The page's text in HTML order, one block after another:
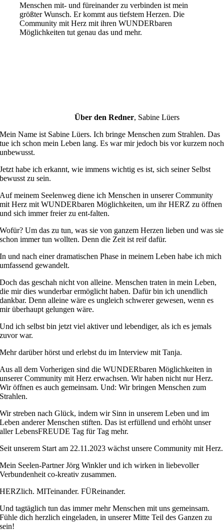
Menschen mit- und füreinander zu verbinden ist mein
größter Wunsch. Er kommt aus tiefstem Herzen. Die
Community mit Herz mit ihren WUNDERbaren
Möglichkeiten tut genau das und mehr.
Über den Redner, Sabine Lüers
Mein Name ist Sabine Lüers. Ich bringe Menschen zum Strahlen. Das
tue ich schon mein Leben lang. Es war mir jedoch bis vor kurzem noch
unbewusst.
Jetzt habe ich erkannt, wie immens wichtig es ist, sich seiner Selbst
bewusst zu sein.
Auf meinem Seelenweg diene ich Menschen in unserer Community
mit Herz mit WUNDERbaren Möglichkeiten, um ihr HERZ zu öffnen
und sich immer freier zu ent-falten.
Wofür? Um das zu tun, was sie von ganzem Herzen lieben und was sie
schon immer tun wollten. Denn die Zeit ist reif dafür.
In und nach einer dramatischen Phase in meinem Leben habe ich mich
umfassend gewandelt.
Doch das geschah nicht von alleine. Menschen traten in mein Leben,
die mir dies wunderbar ermöglicht haben. Dafür bin ich unendlich
dankbar. Denn alleine wäre es ungleich schwerer gewesen, wenn es
mir überhaupt gelungen wäre.
Und ich selbst bin jetzt viel aktiver und lebendiger, als ich es jemals
zuvor war.
Mehr darüber hörst und erlebst du im Interview mit Tanja.
Aus all dem Vorherigen sind die WUNDERbaren Möglichkeiten in
unserer Community mit Herz erwachsen. Wir haben nicht nur Herz.
Wir öffnen es auch gemeinsam. Und: Wir bringen Menschen zum
Strahlen.
Wir streben nach Glück, indem wir Sinn in unserem Leben und im
Leben anderer Menschen stiften. Das ist erfüllend und erhöht unser
aller LebensFREUDE Tag für Tag mehr.
Seit unserem Start am 22.11.2023 wächst unsere Community mit Herz.
Mein Seelen-Partner Jörg Winkler und ich wirken in liebevoller
Verbundenheit co-kreativ zusammen.
HERZlich. MITeinander. FÜReinander.
Und tagtäglich tun das immer mehr Menschen mit uns gemeinsam.
Fühle dich herzlich eingeladen, in unserer Mitte Teil des Ganzen zu
sein!